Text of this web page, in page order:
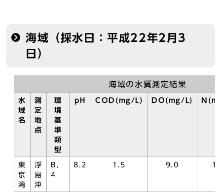
海域（採水日：平成22年2月3
日）
海域の水質測定結果
水
域
名
測
定
地
点
環
境
基
準
類
型
pH COD(mg/L) DO(mg/L)
東
京
湾
浮
島
沖
B，
4
8.2 1.5 9.0